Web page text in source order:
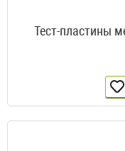
Тест-пластины